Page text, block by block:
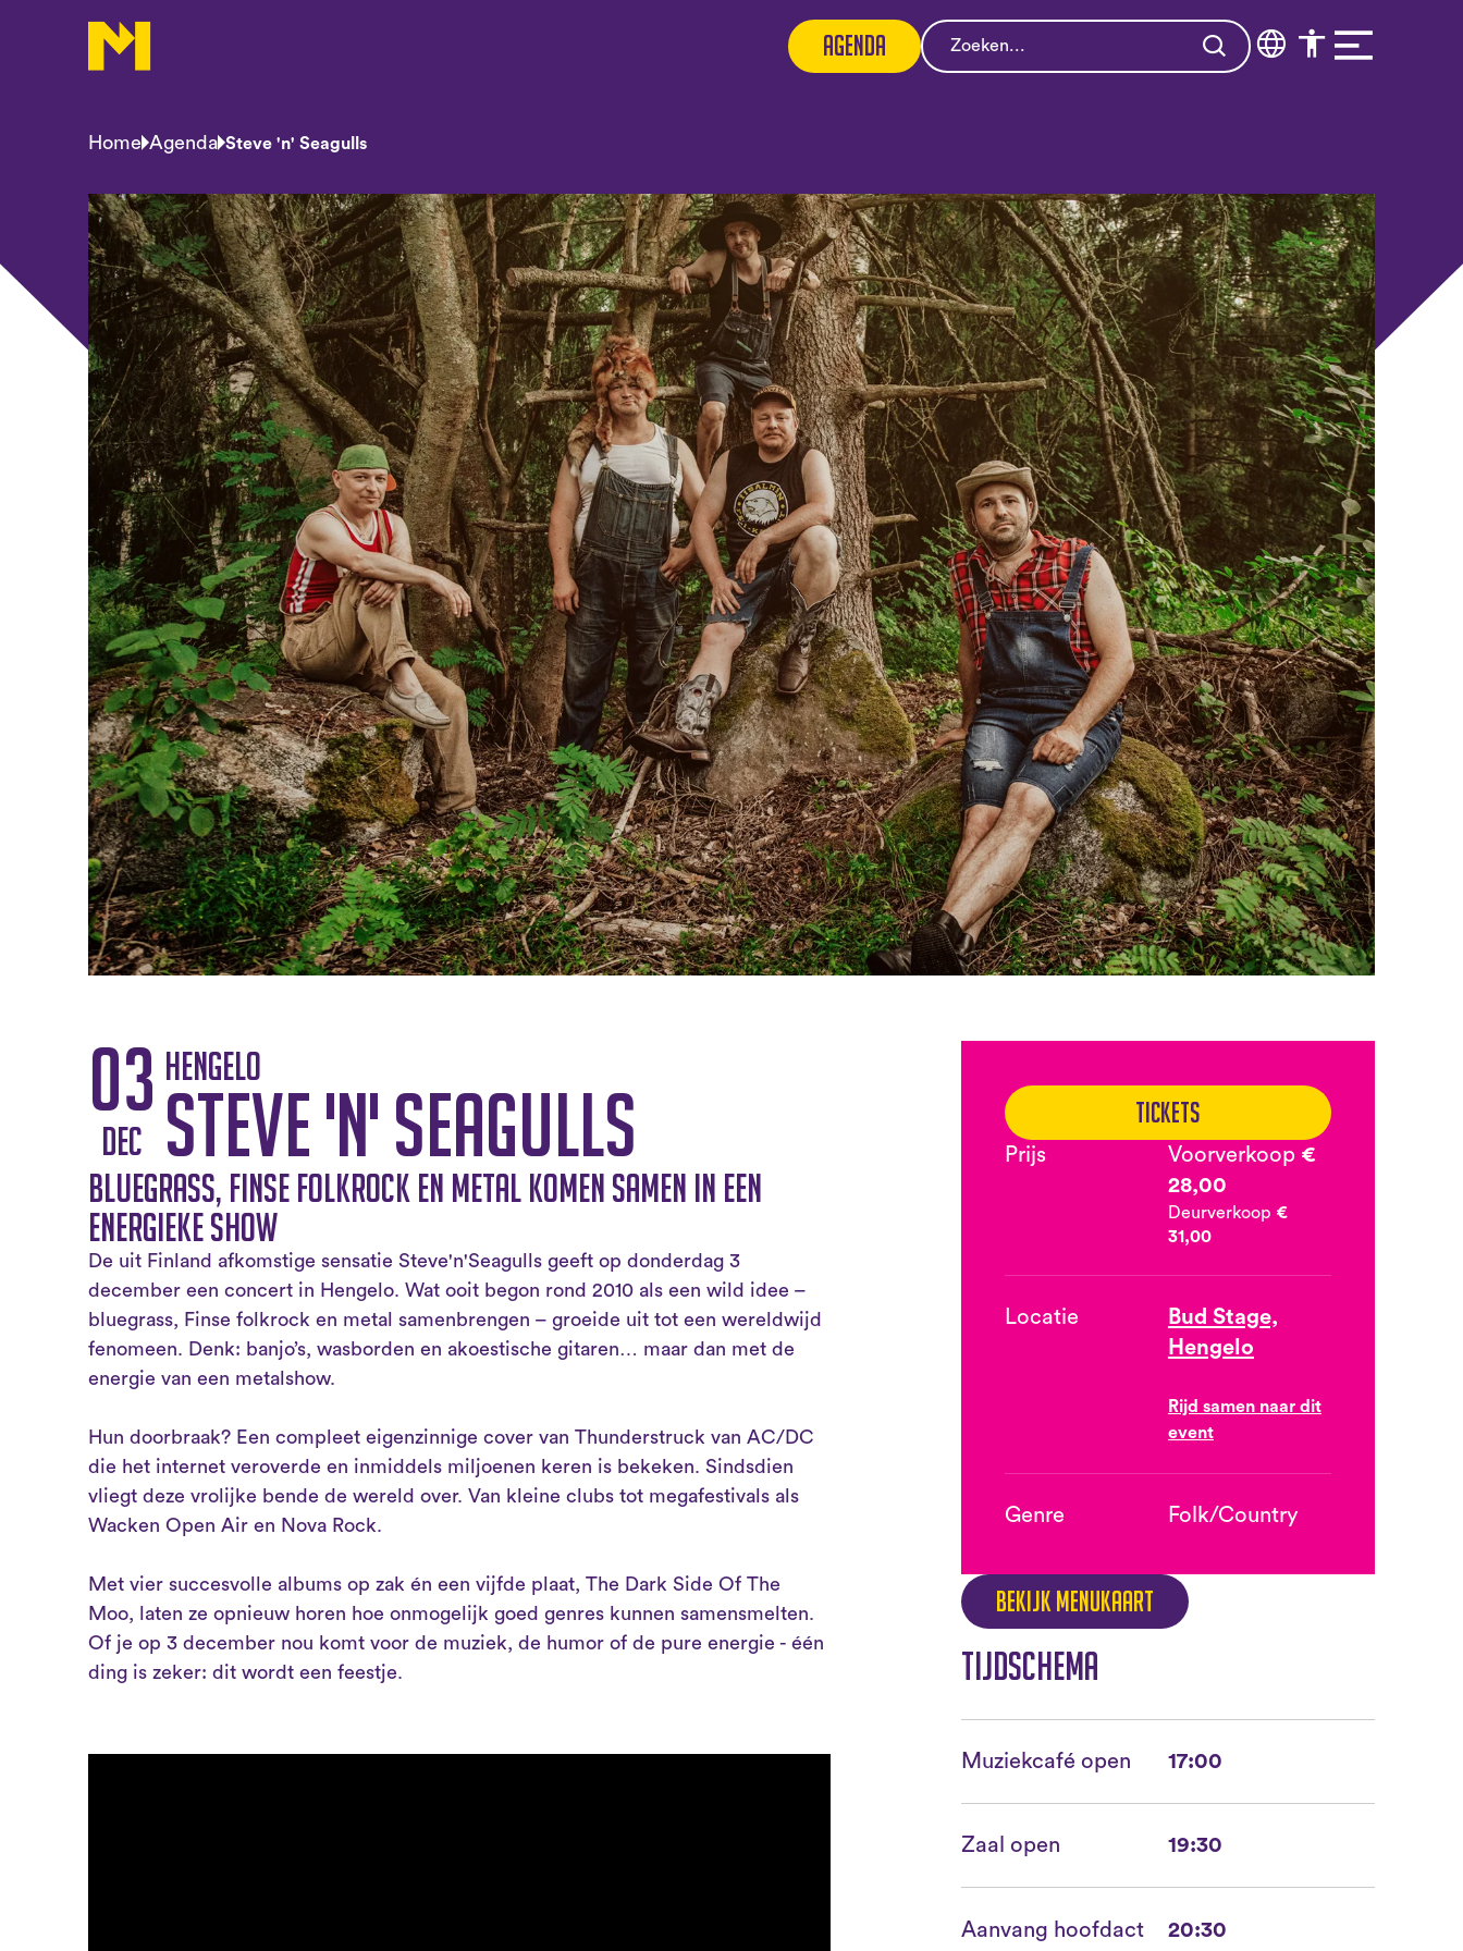
Agenda
Home Agenda Steve 'n' Seagulls
03
dec
Hengelo
Steve 'n' Seagulls
Bluegrass, Finse folkrock en metal komen samen in een
energieke show
De uit Finland afkomstige sensatie Steve'n'Seagulls geeft op donderdag 3
december een concert in Hengelo. Wat ooit begon rond 2010 als een wild idee –
bluegrass, Finse folkrock en metal samenbrengen – groeide uit tot een wereldwijd
fenomeen. Denk: banjo’s, wasborden en akoestische gitaren… maar dan met de
energie van een metalshow.
Hun doorbraak? Een compleet eigenzinnige cover van Thunderstruck van AC/DC
die het internet veroverde en inmiddels miljoenen keren is bekeken. Sindsdien
vliegt deze vrolijke bende de wereld over. Van kleine clubs tot megafestivals als
Wacken Open Air en Nova Rock.
Met vier succesvolle albums op zak én een vijfde plaat, The Dark Side Of The
Moo, laten ze opnieuw horen hoe onmogelijk goed genres kunnen samensmelten.
Of je op 3 december nou komt voor de muziek, de humor of de pure energie - één
ding is zeker: dit wordt een feestje.
Tickets
Prijs Voorverkoop €
28,00
Deurverkoop €
31,00
Locatie
Bud Stage,
Hengelo
Rijd samen naar dit
event
Genre Folk/Country
Bekijk menukaart
Tijdschema
Muziekcafé open 17:00
Zaal open 19:30
Aanvang hoofdact 20:30